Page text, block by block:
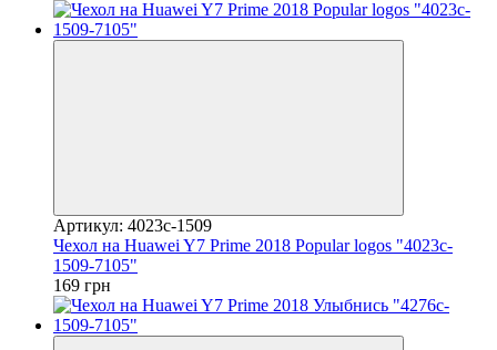
Артикул: 4023c-1509
Чехол на Huawei Y7 Prime 2018 Popular logos "4023c-
1509-7105"
169 грн